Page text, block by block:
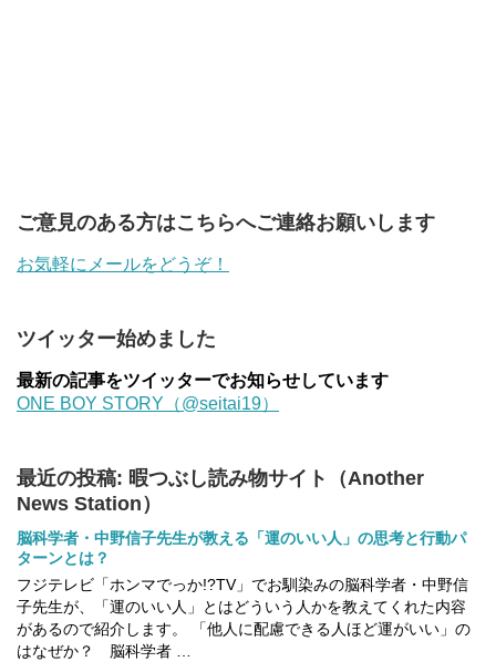
ご意見のある方はこちらへご連絡お願いします
お気軽にメールをどうぞ！
ツイッター始めました
最新の記事をツイッターでお知らせしています
ONE BOY STORY（@seitai19）
最近の投稿: 暇つぶし読み物サイト（Another
News Station）
脳科学者・中野信子先生が教える「運のいい人」の思考と行動パ
ターンとは？
フジテレビ「ホンマでっか!?TV」でお馴染みの脳科学者・中野信
子先生が、「運のいい人」とはどういう人かを教えてくれた内容
があるので紹介します。 「他人に配慮できる人ほど運がいい」の
はなぜか？ 脳科学者 …